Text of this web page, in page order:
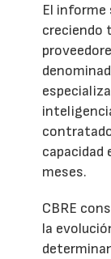
El informe
creciendo
capacidad
meses.
CBRE
la